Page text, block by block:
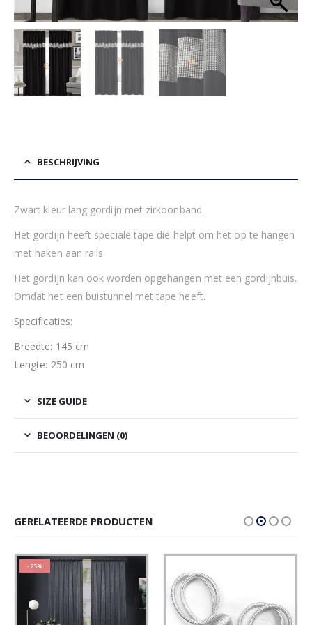
BESCHRIJVING
Zwart kleur lang gordijn met zirkoonband.
Het gordijn heeft speciale tape die helpt om het op te hangen
met haken aan rails.
Het gordijn kan ook worden opgehangen met een gordijnbuis.
Omdat het een buistunnel met tape heeft.
Specificaties:
Breedte: 145 cm
Lengte: 250 cm
SIZE GUIDE
BEOORDELINGEN (0)
GERELATEERDE PRODUCTEN
-25%